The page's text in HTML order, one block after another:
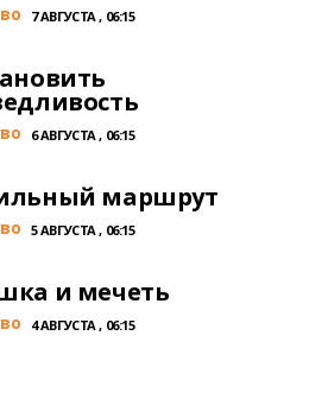
7 АВГУСТА , 06:15
6 АВГУСТА , 06:15
маршрут
5 АВГУСТА , 06:15
и мечеть
4 АВГУСТА , 06:15